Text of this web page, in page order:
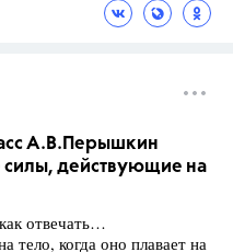
А.В.Перышкин
действующие на
отвечать…
тело, когда оно плавает на